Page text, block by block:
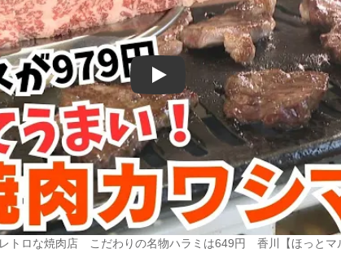
Play
トロな焼肉店 こだわりの名物ハラミは649円 香川【ほっとマ